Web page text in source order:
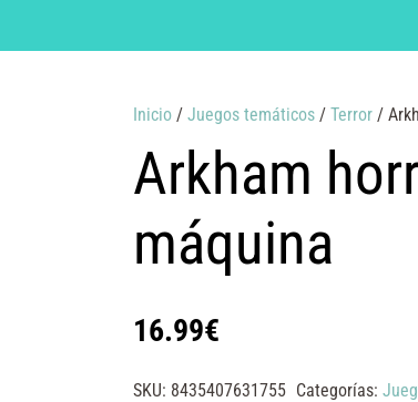
Inicio/ Juegos temáticos/ Terror/
Arkham
máquina
16.99€
SKU: 8435407631755 Categorías: